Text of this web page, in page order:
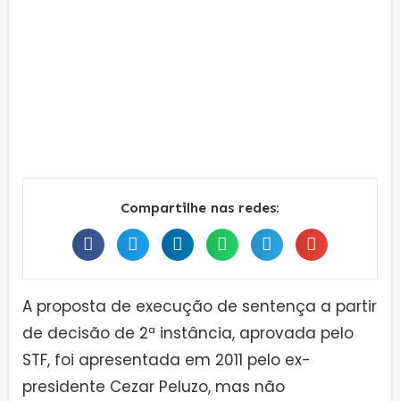
Compartilhe nas redes:
A proposta de execução de sentença a partir
de decisão de 2ª instância, aprovada pelo
STF, foi apresentada em 2011 pelo ex-
presidente Cezar Peluzo, mas não